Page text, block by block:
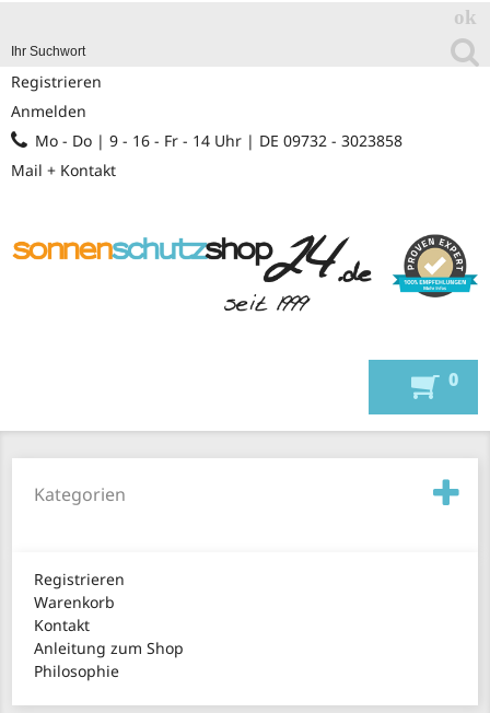
Registrieren
Anmelden
Mo - Do | 9 - 16 - Fr - 14 Uhr | DE 09732 - 3023858
Mail + Kontakt
0
Kategorien
Registrieren
Warenkorb
Kontakt
Anleitung zum Shop
Philosophie